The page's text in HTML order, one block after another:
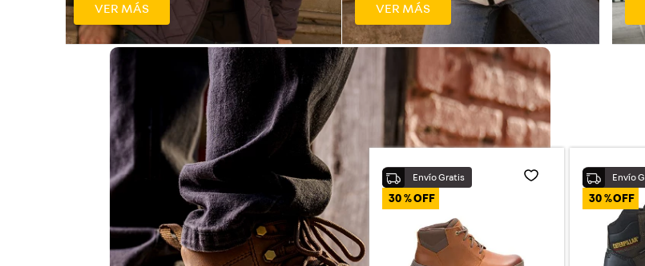
VER MÁS VER MÁS
30 % 30 %